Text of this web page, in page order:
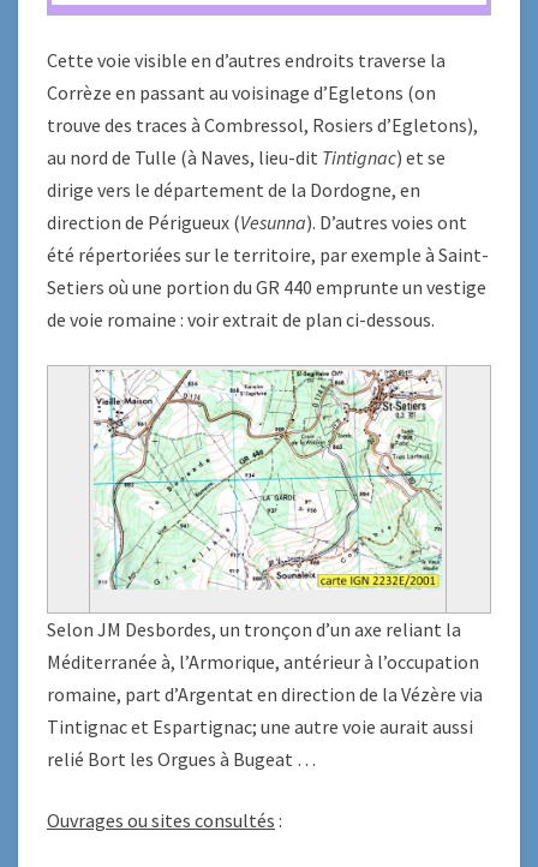
Cette voie visible en d’autres endroits traverse la
Corrèze en passant au voisinage d’Egletons (on
trouve des traces à Combressol, Rosiers d’Egletons),
au nord de Tulle (à Naves, lieu-dit Tintignac) et se
dirige vers le département de la Dordogne, en
direction de Périgueux (Vesunna). D’autres voies ont
été répertoriées sur le territoire, par exemple à Saint-
Setiers où une portion du GR 440 emprunte un vestige
de voie romaine : voir extrait de plan ci-dessous.
Selon JM Desbordes, un tronçon d’un axe reliant la
Méditerranée à, l’Armorique, antérieur à l’occupation
romaine, part d’Argentat en direction de la Vézère via
Tintignac et Espartignac; une autre voie aurait aussi
relié Bort les Orgues à Bugeat …
Ouvrages ou sites consultés :